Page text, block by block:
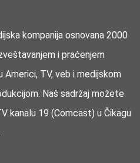
kompanija osnovana 2000
i praćenjem
Americi, TV, veb i medijskom
Naš sadržaj možete
kanalu 19 (Comcast) u Čikagu